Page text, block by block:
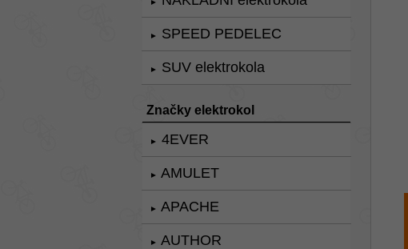
► SPEED PEDELEC
► SUV elektrokola
Značky elektrokol
► 4EVER
► AMULET
► APACHE
► AUTHOR